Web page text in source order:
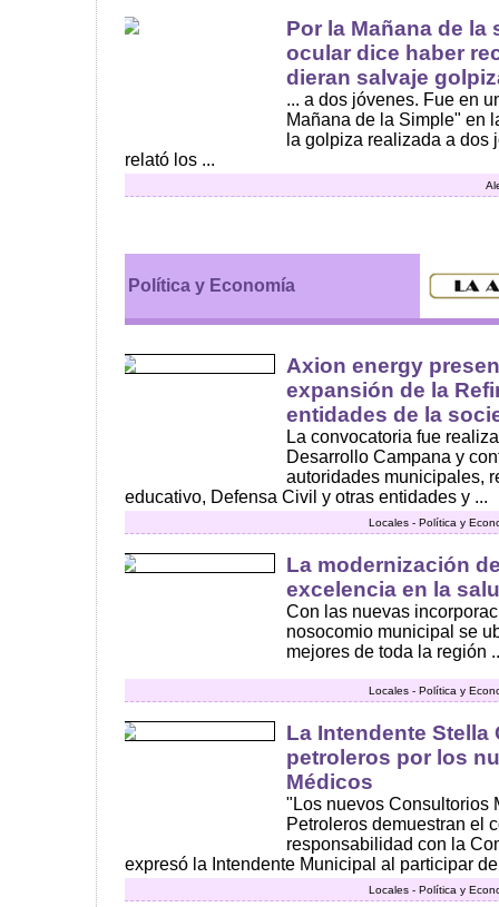
Por la Mañana de la
ocular dice haber
dieran salvaje
... a dos jóvenes. Fue en
Mañana de la Simple" en
la golpiza realizada a dos
relató los ...
Política y Economía
Axion energy
expansión de la
entidades de la
La convocatoria fue
Desarrollo Campana y
autoridades municipales,
educativo, Defensa Civil y otras entidades y ...
Locales - Política y
La modernización
excelencia en la
Con las nuevas
nosocomio municipal se
mejores de toda la región
Locales - Política y
La Intendente
petroleros por los
Médicos
"Los nuevos Consultorios
Petroleros demuestran el
responsabilidad con la
expresó la Intendente Municipal al participar
Locales - Política y